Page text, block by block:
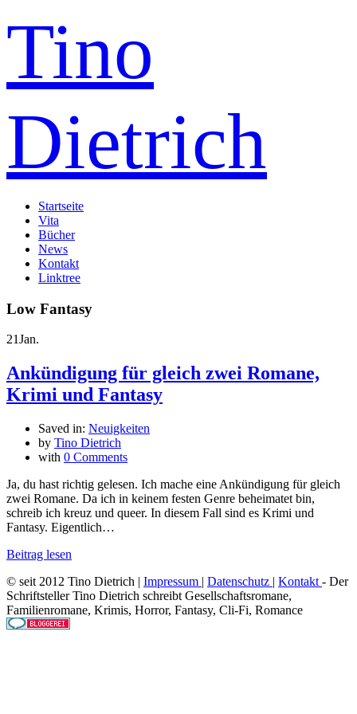
Tino
Dietrich
Startseite
Vita
Bücher
News
Kontakt
Linktree
Low Fantasy
21Jan.
Ankündigung für gleich zwei Romane,
Krimi und Fantasy
Saved in: Neuigkeiten
by Tino Dietrich
with 0 Comments
Ja, du hast richtig gelesen. Ich mache eine Ankündigung für gleich
zwei Romane. Da ich in keinem festen Genre beheimatet bin,
schreib ich kreuz und queer. In diesem Fall sind es Krimi und
Fantasy. Eigentlich…
Beitrag lesen
© seit 2012 Tino Dietrich | Impressum | Datenschutz | Kontakt - Der
Schriftsteller Tino Dietrich schreibt Gesellschaftsromane,
Familienromane, Krimis, Horror, Fantasy, Cli-Fi, Romance